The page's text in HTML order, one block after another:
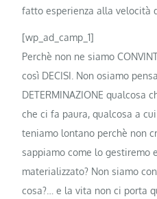
fatto esperienza alla velocità
[wp_ad_camp_1]
Perchè non ne siamo
così DECISI. Non osiamo
DETERMINAZIONE qualcosa
che ci fa paura, qualcosa a
teniamo lontano perchè non
sappiamo come lo gestiremo
materializzato? Non siamo
cosa?… e la vita non ci porta